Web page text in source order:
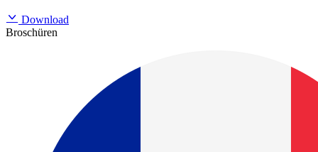
Download
Broschüren